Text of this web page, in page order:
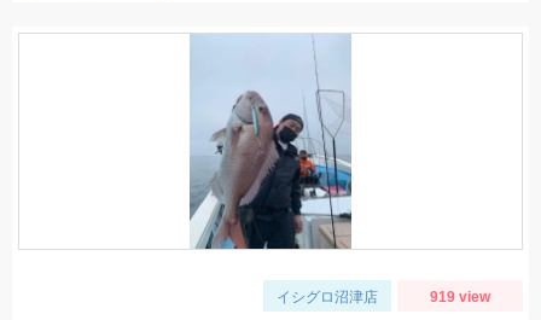
イシグロ沼津店 919 view